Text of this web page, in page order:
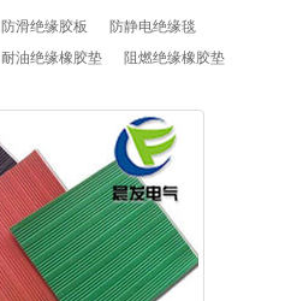
防滑绝缘胶板
防静电绝缘毯
耐油绝缘橡胶垫 阻燃绝缘橡胶垫